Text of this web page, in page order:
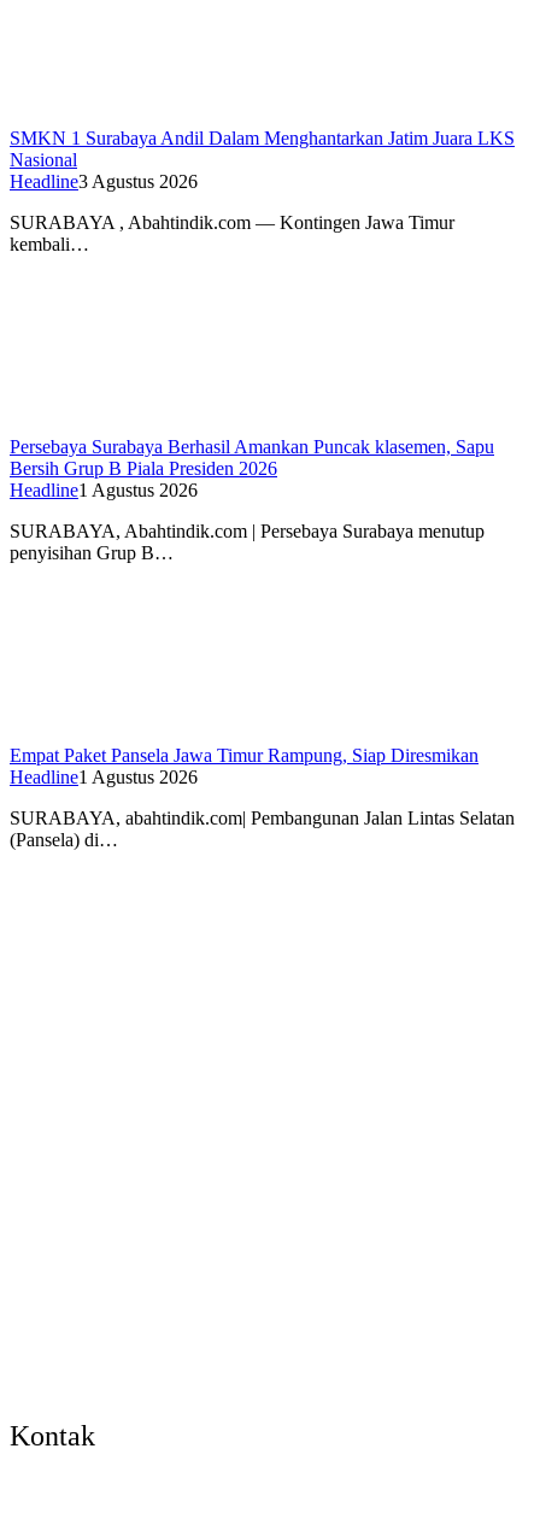
SMKN 1 Surabaya Andil Dalam Menghantarkan Jatim Juara LKS
Nasional
Headline3 Agustus 2026
SURABAYA , Abahtindik.com — Kontingen Jawa Timur
kembali…
Persebaya Surabaya Berhasil Amankan Puncak klasemen, Sapu
Bersih Grup B Piala Presiden 2026
Headline1 Agustus 2026
SURABAYA, Abahtindik.com | Persebaya Surabaya menutup
penyisihan Grup B…
Empat Paket Pansela Jawa Timur Rampung, Siap Diresmikan
Headline1 Agustus 2026
SURABAYA, abahtindik.com| Pembangunan Jalan Lintas Selatan
(Pansela) di…
Kontak